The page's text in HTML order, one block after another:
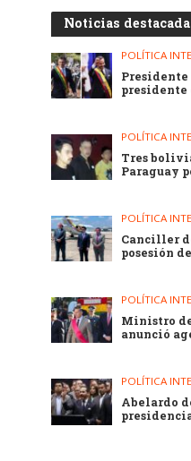
Noticias
POLÍTICA
presidente
POLÍTICA
Tres
Paraguay
POLÍTICA
Canciller
posesión
POLÍTICA
Ministro
anunció
POLÍTICA
Abelardo